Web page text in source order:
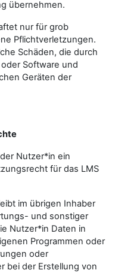
übernehmen.
nur für grob
Pflichtverletzungen.
Schäden, die durch
Software und
Geräten der
Nutzer*in ein
für das LMS
im übrigen Inhaber
und sonstiger
Nutzer*in Daten in
Programmen oder
oder
bei der Erstellung von